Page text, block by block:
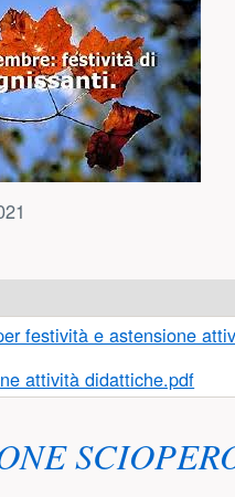
attività didattiche.pdf